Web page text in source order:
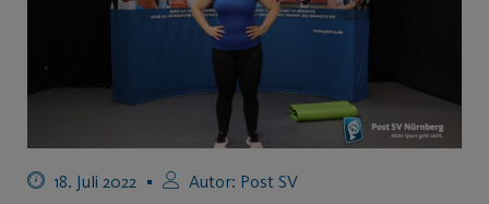
18. Juli 2022 Autor: Post SV